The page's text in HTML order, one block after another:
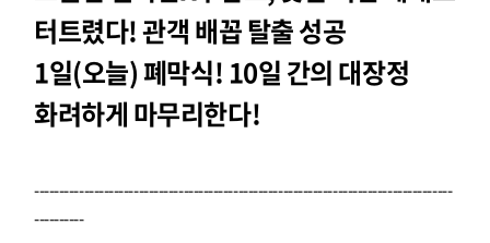
터트렸다! 관객 배꼽 탈출 성공
1일(오늘) 폐막식! 10일 간의 대장정
화려하게 마무리한다!
------------------------------------------------------------------------------------
----------